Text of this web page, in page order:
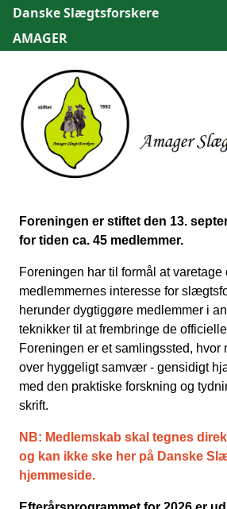
Danske Slægtsforskere
AMAGER
Foreningen er stiftet den 13.
for tiden ca. 45 medlemmer.
Foreningen har til formål at varetage
medlemmernes interesse for
herunder dygtiggøre medlemmer i
teknikker til at frembringe de
Foreningen er et samlingssted, hvor
over hyggeligt samvær - gensidigt
med den praktiske forskning og
skrift.
NB: Medlemskab skal tegnes
og kan ikke ske her på Danske
hjemmeside.